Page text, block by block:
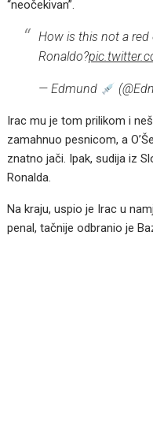
“neočekivan”.
How is this not a
Ronaldo?
— Edmund
Irac mu je tom prilikom i
zamahnuo pesnicom, a
znatno jači. Ipak, sudija iz
Ronalda.
Na kraju, uspio je Irac u
penal, tačnije odbranio je